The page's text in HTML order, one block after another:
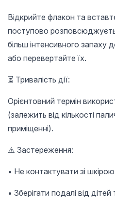
Відкрийте флакон та
поступово
більш інтенсивного запаху
або перевертайте їх.
⏳ Тривалість дії:
Орієнтовний термін
(залежить від кількості
приміщенні).
⚠️ Застереження:
• Не контактувати зі
• Зберігати подалі від